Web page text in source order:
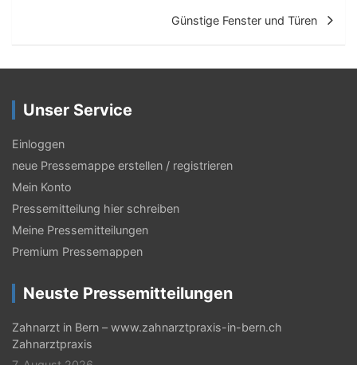
t
r
a
g
s
-
N
a
v
i
g
a
Günstige Fenster und Türen
Unser Service
Einloggen
neue Pressemappe erstellen / registrieren
Mein Konto
Pressemitteilung hier schreiben
Meine Pressemitteilungen
Premium Pressemappen
Neuste Pressemitteilungen
Zahnarzt in Bern – www.zahnarztpraxis-in-bern.ch
Zahnarztpraxis